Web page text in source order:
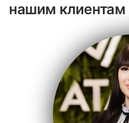
нашим клиентам